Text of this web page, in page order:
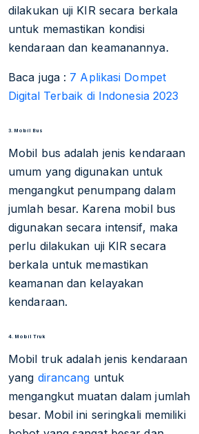
dilakukan uji KIR secara berkala
untuk memastikan kondisi
kendaraan dan keamanannya.
Baca juga : 7 Aplikasi Dompet
Digital Terbaik di Indonesia 2023
3. Mobil Bus
Mobil bus adalah jenis kendaraan
umum yang digunakan untuk
mengangkut penumpang dalam
jumlah besar. Karena mobil bus
digunakan secara intensif, maka
perlu dilakukan uji KIR secara
berkala untuk memastikan
keamanan dan kelayakan
kendaraan.
4. Mobil Truk
Mobil truk adalah jenis kendaraan
yang dirancang untuk
mengangkut muatan dalam jumlah
besar. Mobil ini seringkali memiliki